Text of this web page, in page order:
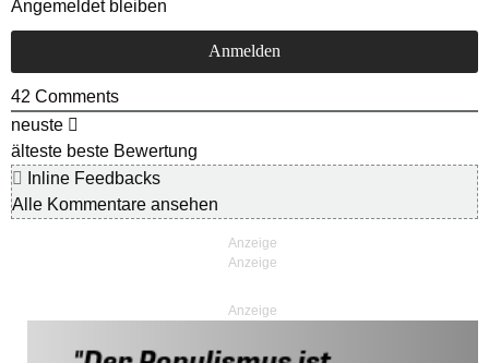
Angemeldet bleiben
42 Comments
neuste
älteste beste Bewertung
Inline Feedbacks
Alle Kommentare ansehen
Anzeige